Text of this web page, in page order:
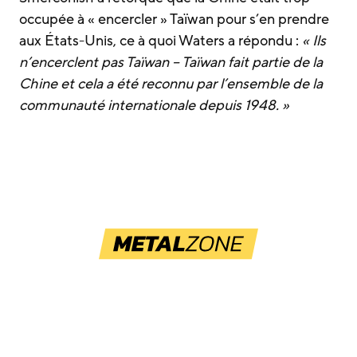
occupée à « encercler » Taïwan pour s’en prendre
aux États-Unis, ce à quoi Waters a répondu : « Ils
n’encerclent pas Taïwan – Taïwan fait partie de la
Chine et cela a été reconnu par l’ensemble de la
communauté internationale depuis 1948. »